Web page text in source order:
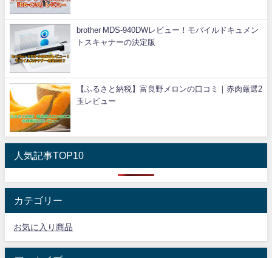
brother MDS-940DWレビュー！モバイルドキュメン
トスキャナーの決定版
【ふるさと納税】富良野メロンの口コミ｜赤肉厳選2
玉レビュー
人気記事TOP10
カテゴリー
お気に入り商品